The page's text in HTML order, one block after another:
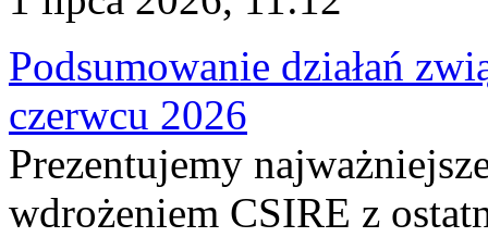
Podsumowanie działań
czerwcu 2026
Prezentujemy
wdrożeniem CSIRE z